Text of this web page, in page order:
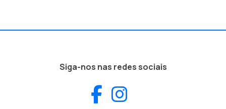
Siga-nos nas redes sociais
Facebook